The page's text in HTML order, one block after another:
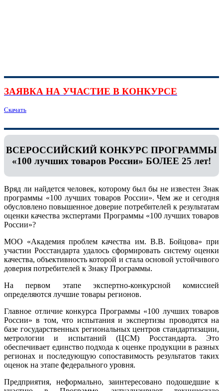
ЗАЯВКА НА УЧАСТИЕ В КОНКУРСЕ
Скачать
ВСЕРОССИЙСКИЙ КОНКУРС ПРОГРАММЫ
«100 лучших товаров России» БОЛЕЕ 25 лет!
Вряд ли найдется человек, которому был бы не известен Знак
программы «100 лучших товаров России». Чем же и сегодня
обусловлено повышенное доверие потребителей к результатам
оценки качества экспертами Программы «100 лучших товаров
России»?
МОО «Академия проблем качества им. В.В. Бойцова» при
участии Росстандарта удалось сформировать систему оценки
качества, объективность которой и стала основой устойчивого
доверия потребителей к Знаку Программы.
На первом этапе экспертно-конкурсной комиссией
определяются лучшие товары регионов.
Главное отличие конкурса Программы «100 лучших товаров
России» в том, что испытания и экспертизы проводятся на
базе государственных региональных центров стандартизации,
метрологии и испытаний (ЦCM) Росстандарта. Это
обеспечивает единство подхода к оценке продукции в разных
регионах и последующую сопоставимость результатов таких
оценок на этапе федерального уровня.
Предприятия, неформально, заинтересовано подошедшие к